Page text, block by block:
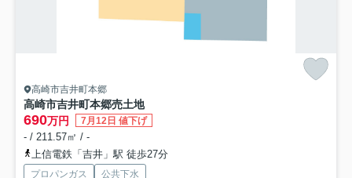
高崎市吉井町本郷
高崎市吉井町本郷売土地
690万円 7月12日 値下げ
- / 211.57㎡ / -
上信電鉄「吉井」駅 徒歩27分
プロパンガス 公共下水